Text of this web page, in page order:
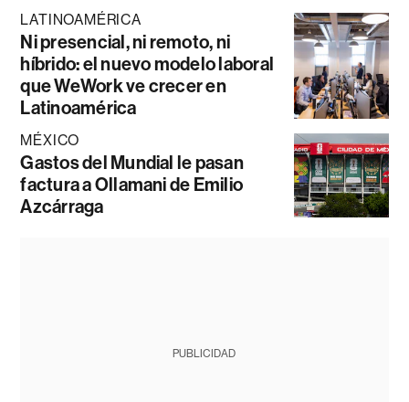
LATINOAMÉRICA
Ni presencial, ni remoto, ni
híbrido: el nuevo modelo laboral
que WeWork ve crecer en
Latinoamérica
MÉXICO
Gastos del Mundial le pasan
factura a Ollamani de Emilio
Azcárraga
PUBLICIDAD